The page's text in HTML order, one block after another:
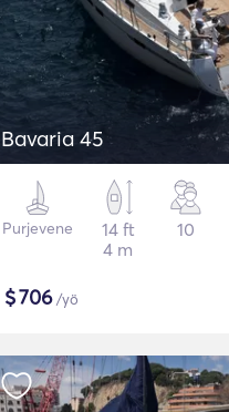
Bavaria 45
Purjevene
14 ft
4 m
10
$706/yö